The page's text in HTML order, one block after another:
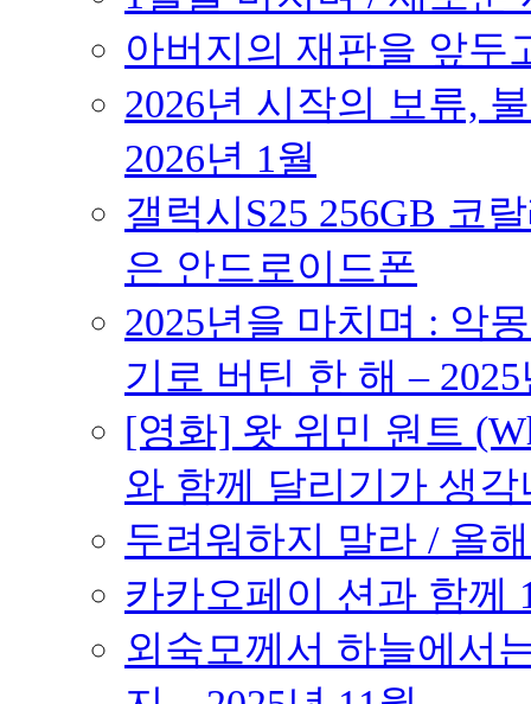
아버지의 재판을 앞두
2026년 시작의 보류,
2026년 1월
갤럭시S25 256GB 코
은 안드로이드폰
2025년을 마치며 : 악
기로 버틴 한 해 –
[영화] 왓 위민 원트
와 함께 달리기가 생각
두려워하지 말라 / 올
카카오페이 션과 함께
외숙모께서 하늘에서